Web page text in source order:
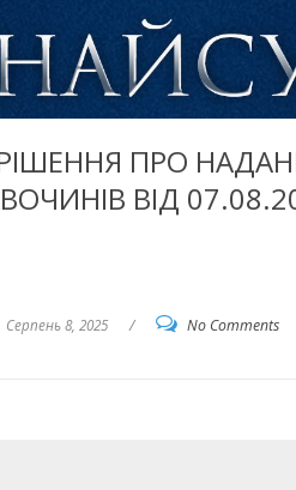
ПРО
ВІД
Серпень 8, 2025 / No Comments